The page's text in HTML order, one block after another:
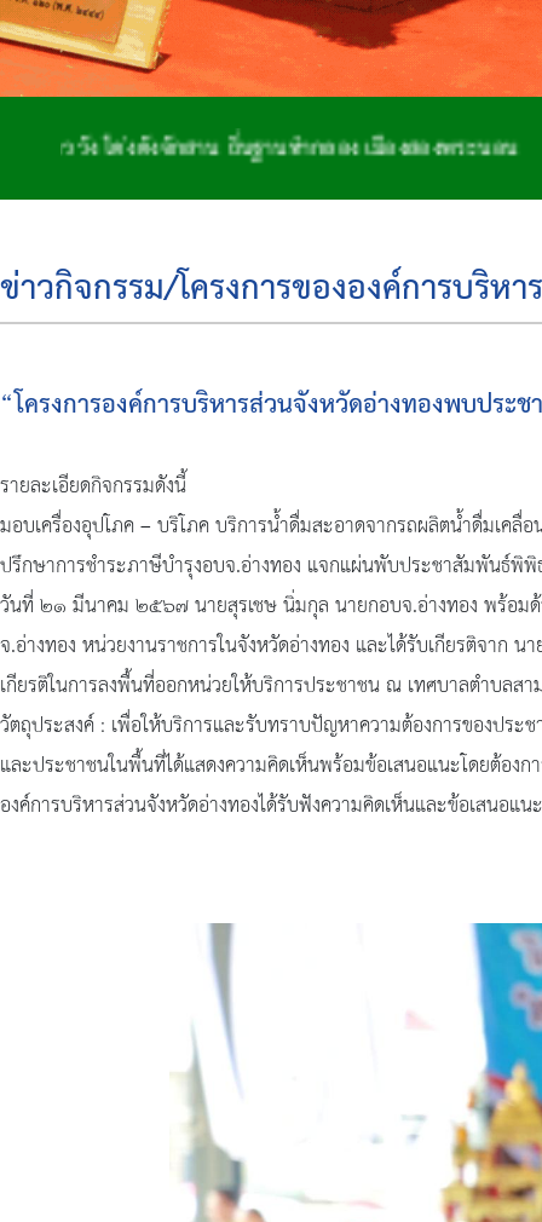
านทำกลอง เมืองสองพระนอน
ข่าวกิจกรรม/โครงการขององค์การบริห
“โครงการองค์การบริหารส่วนจังหวัดอ่างทองพบปร
รายละเอียดกิจกรรมดังนี้
มอบเครื่องอุปโภค – บริโภค บริการน้ำดื่มสะอาดจากรถผลิตน้ำดื่มเค
ปรึกษาการชำระภาษีบำรุงอบจ.อ่างทอง แจกแผ่นพับประชาสัมพันธ์พิ
วันที่ ๒๑ มีนาคม ๒๕๖๗ นายสุรเชษ นิ่มกุล นายกอบจ.อ่างทอง พร้อมด้
จ.อ่างทอง หน่วยงานราชการในจังหวัดอ่างทอง และได้รับเกียรติจาก
เกียรติในการลงพื้นที่ออกหน่วยให้บริการประชาชน ณ เทศบาลตำบลส
วัตถุประสงค์ : เพื่อให้บริการและรับทราบปัญหาความต้องการของปร
และประชาชนในพื้นที่ได้แสดงความคิดเห็นพร้อมข้อเสนอแนะโดยต้อ
องค์การบริหารส่วนจังหวัดอ่างทองได้รับฟังความคิดเห็นและข้อเสนอ